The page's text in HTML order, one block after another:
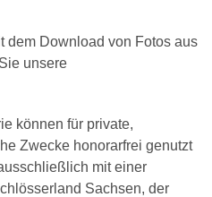
dem Download von Fotos aus
unsere
können für private,
Zwecke honorarfrei genutzt
mit einer
Sachsen, der